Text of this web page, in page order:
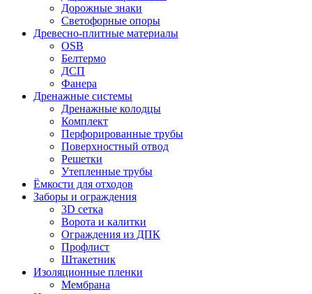
Дорожные знаки
Светофорные опоры
Древесно-плитные материалы
OSB
Белтермо
ДСП
Фанера
Дренажные системы
Дренажные колодцы
Комплект
Перфорированные трубы
Поверхностный отвод
Решетки
Утепленные трубы
Ёмкости для отходов
Заборы и ограждения
3D сетка
Ворота и калитки
Ограждения из ДПК
Профлист
Штакетник
Изоляционные пленки
Мембрана